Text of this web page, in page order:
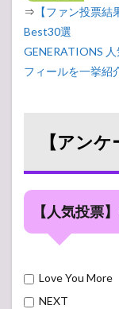
⇒ 【ファン投票
Best30選
GENERATIONS
フィールを一挙紹
【アン
【人気投票
Love You More
NEXT